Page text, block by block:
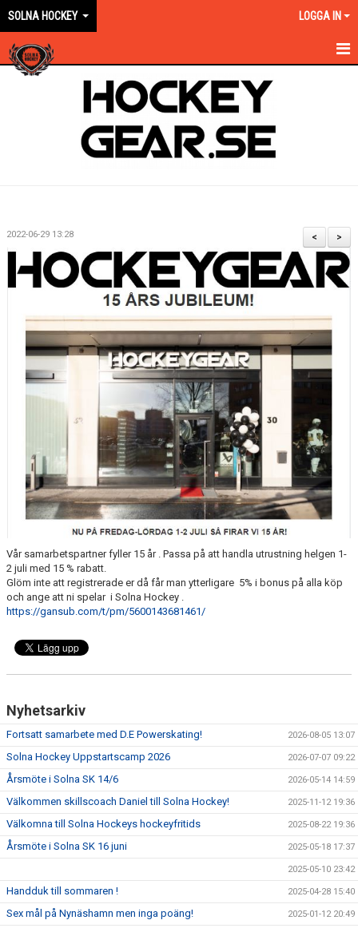
SOLNA HOCKEY LOGGA IN
EN ORANGE VÄG
NYHETER
VÅRA LAG KONTAKT
MATCHER
FÖRSÄKRING/AVGIFTER
>
<
2022-06-29 13:28
Vår samarbetspartner fyller 15 år . Passa på att handla utrustning helgen 1-
2 juli med 15 % rabatt.
Glöm inte att registrerade er då får man ytterligare 5% i bonus på alla köp
och ange att ni spelar i Solna Hockey .
https://gansub.com/t/pm/5600143681461/
Nyhetsarkiv
Fortsatt samarbete med D.E Powerskating! 2026-08-05 13:07
Solna Hockey Uppstartscamp 2026 2026-07-07 09:22
Årsmöte i Solna SK 14/6 2026-05-14 14:59
Välkommen skillscoach Daniel till Solna Hockey! 2025-11-12 19:36
Välkomna till Solna Hockeys hockeyfritids 2025-08-22 19:36
Årsmöte i Solna SK 16 juni 2025-05-18 17:37
2025-05-10 23:42
Handduk till sommaren ! 2025-04-28 15:40
Sex mål på Nynäshamn men inga poäng! 2025-01-12 20:49